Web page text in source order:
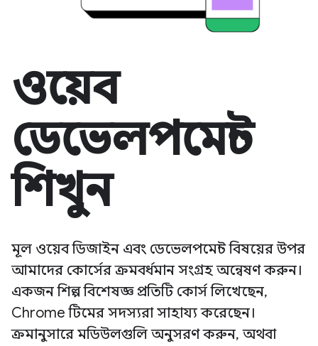
ওয়েব
ডেভেলপমেন্ট
শিখুন
মূল ওয়েব ডিজাইন এবং ডেভেলপমেন্ট বিষয়ের উপর
আমাদের কোর্সের ক্রমবর্ধমান সংগ্রহ অন্বেষণ করুন।
একজন শিল্প বিশেষজ্ঞ প্রতিটি কোর্স লিখেছেন,
Chrome টিমের সদস্যরা সাহায্য করেছেন।
ক্রমানুসারে মডিউলগুলি অনুসরণ করুন, অথবা